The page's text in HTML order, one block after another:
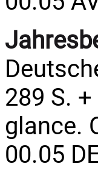
289 S.
glance.
00.05